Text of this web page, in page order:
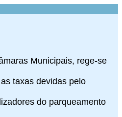
Municipais, rege-se
taxas devidas pelo
do parqueamento